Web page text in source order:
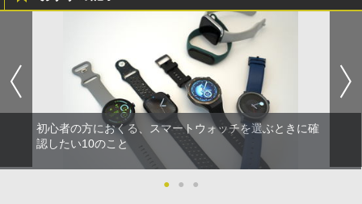
初心者の方におくる、スマートウォッチを選ぶときに確
認したい10のこと
● ● ●